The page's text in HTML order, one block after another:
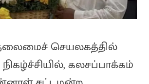
செயலகத்தில்
கலசப்பாக்கம்